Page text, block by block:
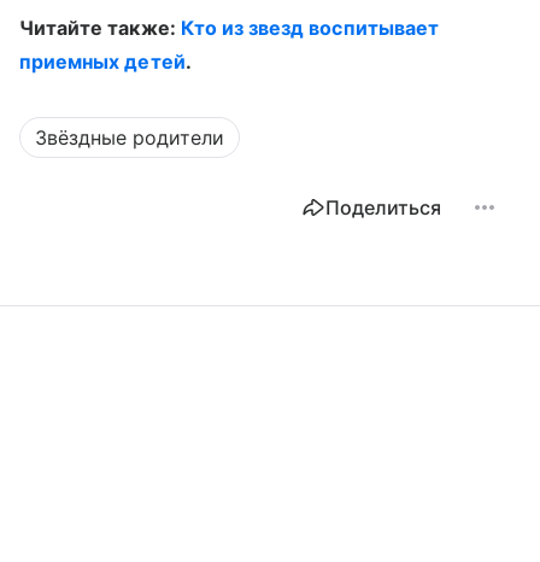
Читайте также: Кто из звезд воспитывает
приемных детей.
Звёздные родители
Поделиться